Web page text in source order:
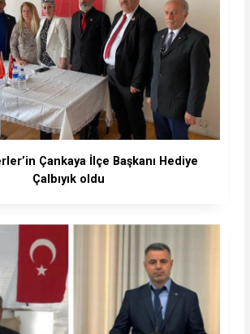
Çankaya İlçe Başkanı Hediye
Çalbıyık oldu